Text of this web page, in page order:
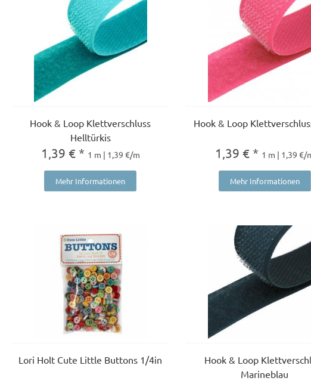
Hook & Loop Klettverschluss
Helltürkis
1,39 € * 1 m | 1,39 €/m
Mehr Informationen
Hook & Loop
1,39 € * 1 m | 1,39 €/
Mehr Informationen
Lori Holt Cute Little Buttons 1/4in
Hook & Loop
Marineblau